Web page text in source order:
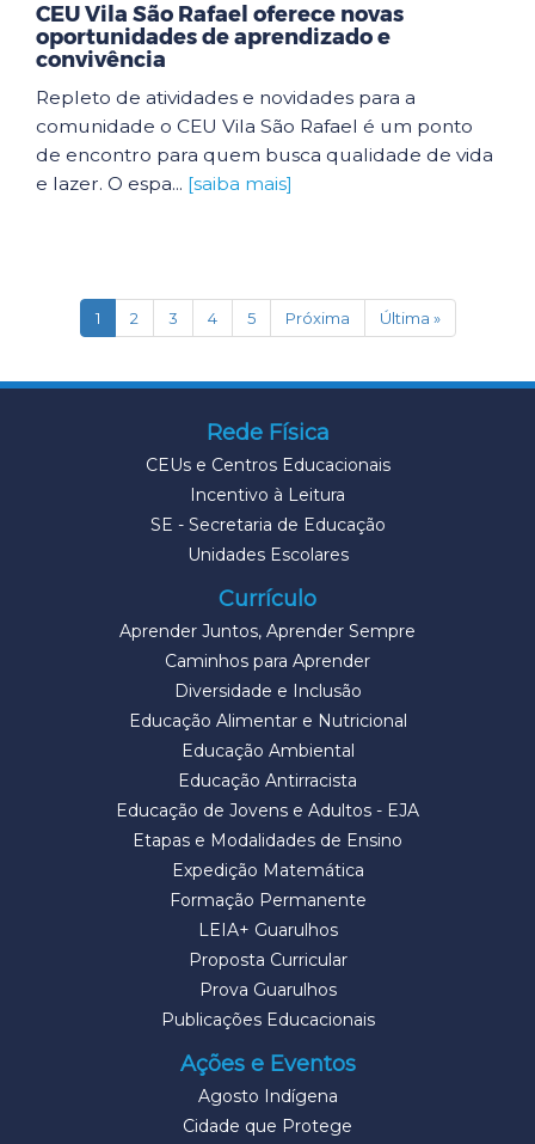
CEU Vila São Rafael oferece novas
oportunidades de aprendizado e
convivência
Repleto de atividades e novidades para a
comunidade o CEU Vila São Rafael é um ponto
de encontro para quem busca qualidade de vida
e lazer. O espa... [saiba mais]
1(current)
2 3 4 5 Próxima Última »
Rede Física
CEUs e Centros Educacionais
Incentivo à Leitura
SE - Secretaria de Educação
Unidades Escolares
Currículo
Aprender Juntos, Aprender Sempre
Caminhos para Aprender
Diversidade e Inclusão
Educação Alimentar e Nutricional
Educação Ambiental
Educação Antirracista
Educação de Jovens e Adultos - EJA
Etapas e Modalidades de Ensino
Expedição Matemática
Formação Permanente
LEIA+ Guarulhos
Proposta Curricular
Prova Guarulhos
Publicações Educacionais
Ações e Eventos
Agosto Indígena
Cidade que Protege